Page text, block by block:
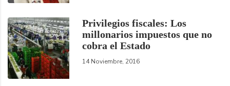
Privilegios fiscales: Los
millonarios impuestos que no
cobra el Estado
14 Noviembre, 2016